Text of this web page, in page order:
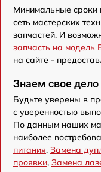
Минимальные
сеть мастерских
запчастей. И
запчасть на модель
на сайте -
Знаем свое дело
Будьте уверены в
с уверенностью
По данным наших
наиболее
питания, Замена
проявки, Замена